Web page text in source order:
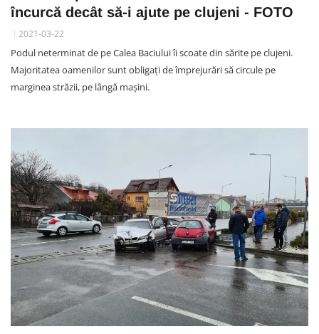
încurcă decât să-i ajute pe clujeni - FOTO
2021-03-22
Podul neterminat de pe Calea Baciului îi scoate din sărite pe clujeni.
Majoritatea oamenilor sunt obligați de împrejurări să circule pe
marginea străzii, pe lângă mașini.